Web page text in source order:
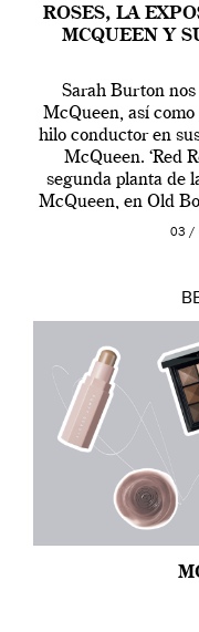
ROSES, LA
MCQUEEN Y
Sarah Burton
McQueen, así como
hilo conductor en
McQueen. ‘Red
segunda planta de
McQueen, en Old
de
03 /